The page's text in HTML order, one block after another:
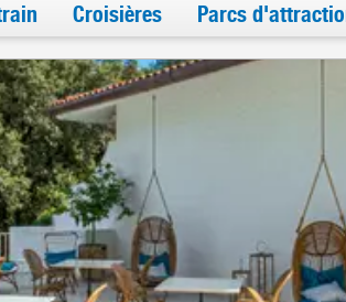
Croisières Parcs